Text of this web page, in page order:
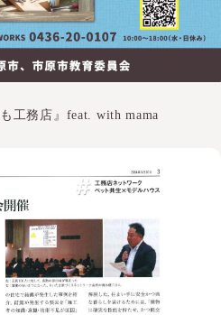
工務店』feat. with mama